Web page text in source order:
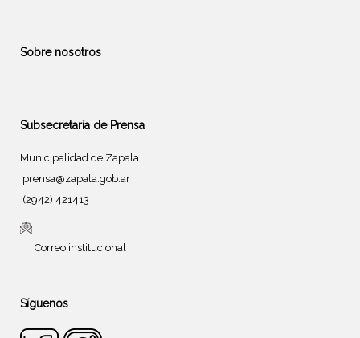
Sobre nosotros
Subsecretaría de Prensa
Municipalidad de Zapala
prensa@zapala.gob.ar
(2942) 421413
Correo institucional
Síguenos